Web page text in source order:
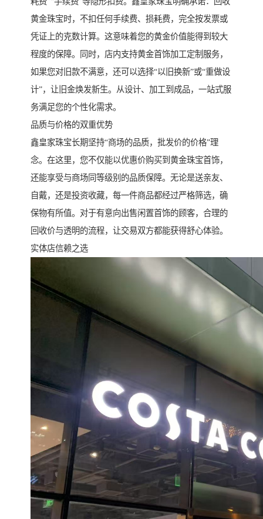
黄金珠宝时，不扣任何手续费、损耗费，完全按发票或
凭证上的克数计算。这意味着您的黄金价值能得到较大
程度的保障。同时，店内支持黄金首饰加工定制服务，
如果您对旧款不满意，还可以选择“以旧换新”或“重做设
计”，让旧金焕发新生。从设计、加工到成品，一站式服
务满足您的个性化需求。
品质与价格的双重优势
鑫皇家珠宝长期坚持“商场的品质，批发价的价格”理
念。在这里，您不仅能以优惠价购买到黄金珠宝首饰，
还能享受与商场同等级别的品质保障。无论是送亲友、
自戴，还是投资收藏，每一件商品都经过严格筛选，确
保物有所值。对于有意向出售闲置首饰的顾客，合理的
回收价与透明的流程，让交易双方都能获得舒心体验。
实体店信赖之选